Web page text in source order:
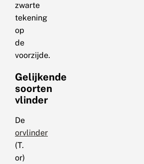
zwarte
tekening
op
de
voorzijde.
Gelijkende
soorten
vlinder
De
orvlinder
(T.
or)